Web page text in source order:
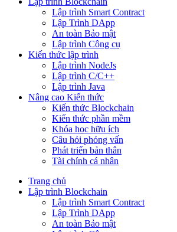
Lập trình Smart Contract
Lập Trình DApp
An toàn Bảo mật
Lập trình Công cụ
Kiến thức lập trình
Lập trình NodeJs
Lập trình C/C++
Lập trình Java
Nâng cao Kiến thức
Kiến thức Blockchain
Kiến thức phần mềm
Khóa học hữu ích
Câu hỏi phỏng vấn
Phát triển bản thân
Tài chính cá nhân
Trang chủ
Lập trình Blockchain
Lập trình Smart Contract
Lập Trình DApp
An toàn Bảo mật